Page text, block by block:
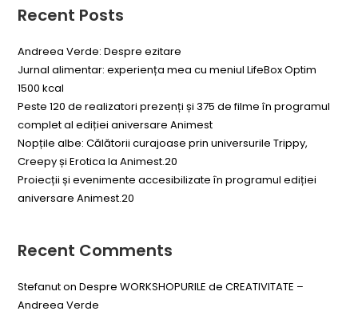
Recent Posts
Andreea Verde: Despre ezitare
Jurnal alimentar: experiența mea cu meniul LifeBox Optim
1500 kcal
Peste 120 de realizatori prezenți și 375 de filme în programul
complet al ediției aniversare Animest
Nopțile albe: Călătorii curajoase prin universurile Trippy,
Creepy și Erotica la Animest.20
Proiecții și evenimente accesibilizate în programul ediției
aniversare Animest.20
Recent Comments
StefanutonDespre WORKSHOPURILE de CREATIVITATE –
Andreea Verde